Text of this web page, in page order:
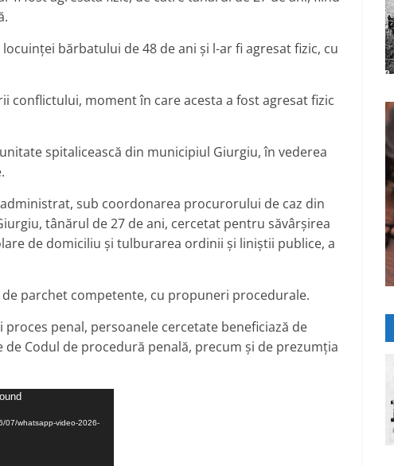
bărbatului de 48 de ani și l-ar fi agresat fizic, cu
conflictului, moment în care acesta a fost agresat fizic
spitalicească din municipiul Giurgiu, în vederea
sub coordonarea procurorului de caz din
tânărul de 27 de ani, cercetat pentru săvârșirea
de domiciliu și tulburarea ordinii și liniștii publice, a
parchet competente, cu propuneri procedurale.
penal, persoanele cercetate beneficiază de
Codul de procedură penală, precum și de prezumția
07/whatsapp-video-2026-